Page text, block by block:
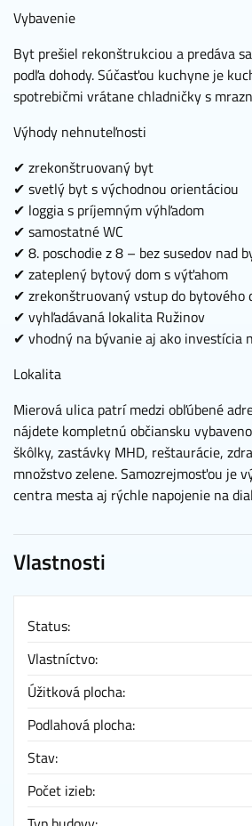
Vybavenie
Byt prešiel rekonštrukciou a predáva
podľa dohody. Súčasťou kuchyne je
spotrebičmi vrátane chladničky s
Výhody nehnuteľnosti
✔ zrekonštruovaný byt
✔ svetlý byt s východnou orientáciou
✔ loggia s príjemným výhľadom
✔ samostatné WC
✔ 8. poschodie z 8 – bez susedov nad
✔ zateplený bytový dom s výťahom
✔ zrekonštruovaný vstup do bytového
✔ vyhľadávaná lokalita Ružinov
✔ vhodný na bývanie aj ako investícia
Lokalita
Mierová ulica patrí medzi obľúbené
nájdete kompletnú občiansku
škôlky, zastávky MHD, reštaurácie,
množstvo zelene. Samozrejmosťou je
centra mesta aj rýchle napojenie na
Vlastnosti
Status:
Vlastníctvo:
Úžitková plocha:
Podlahová plocha:
Stav:
Počet izieb: